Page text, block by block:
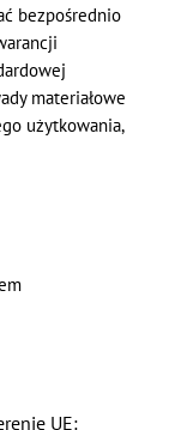
bezpośrednio
materiałowe
użytkowania,
UE: